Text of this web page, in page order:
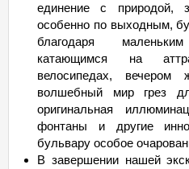
единение с природой,
особенно по выходным,
благодаря
катающимся на
велосипедах,
волшебный мир грез
оригинальная
фонтаны и другие
бульвару особое
В завершении нашей